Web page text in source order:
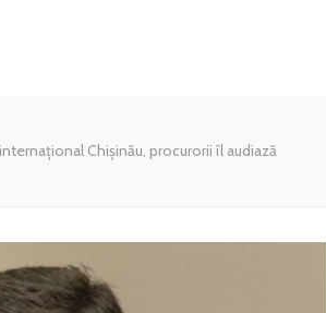
Chișinău, procurorii îl audiază